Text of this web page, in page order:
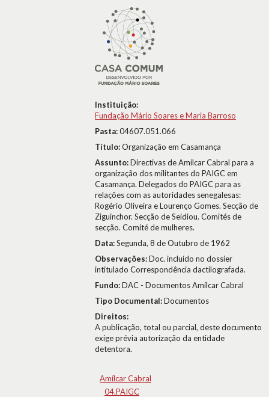
Instituição:
Fundação Mário Soares e Maria Barroso
Pasta:04607.051.066
Título:Organização em Casamança
Assunto:Directivas de Amílcar Cabral para a
organização dos militantes do PAIGC em
Casamança. Delegados do PAIGC para as
relações com as autoridades senegalesas:
Rogério Oliveira e Lourenço Gomes. Secção de
Ziguinchor. Secção de Seidiou. Comités de
secção. Comité de mulheres.
Data:Segunda, 8 de Outubro de 1962
Observações:Doc. incluído no dossier
intitulado Correspondência dactilografada.
Fundo:DAC - Documentos Amílcar Cabral
Tipo Documental:Documentos
Direitos:
A publicação, total ou parcial, deste documento
exige prévia autorização da entidade
detentora.
Amílcar Cabral
04.PAIGC